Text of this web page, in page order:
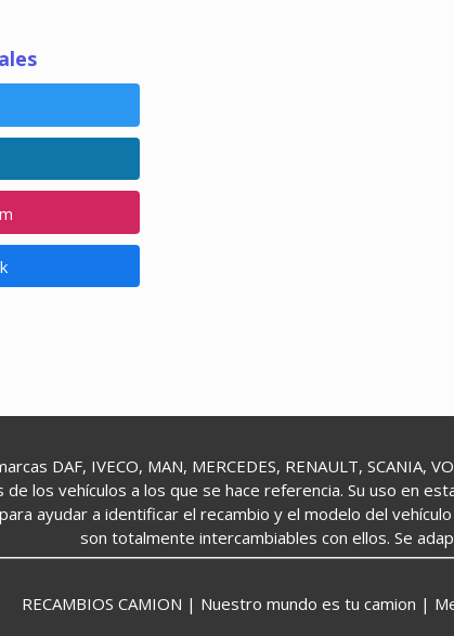
DAF, IVECO, MAN, MERCEDES, RENAULT,
de los vehículos a los que se hace referencia. Su uso en
ayudar a identificar el recambio y el modelo del
son totalmente intercambiables con ellos. Se
RECAMBIOS CAMION | Nuestro mundo es tu camion |